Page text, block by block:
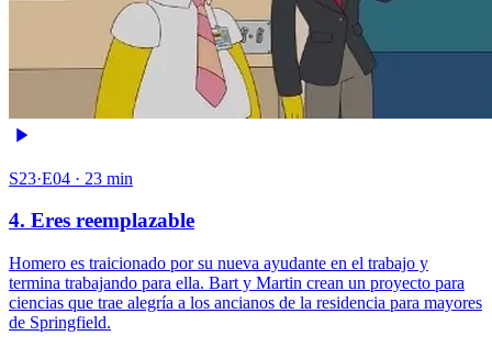
S23·E04 · 23 min
4. Eres reemplazable
Homero es traicionado por su nueva ayudante en el trabajo y
termina trabajando para ella. Bart y Martin crean un proyecto para
ciencias que trae alegría a los ancianos de la residencia para mayores
de Springfield.